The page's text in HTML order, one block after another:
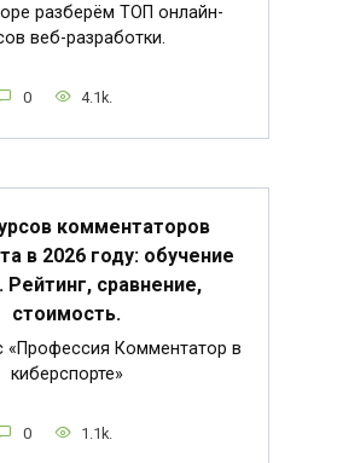
разберём ТОП онлайн-
веб-разработки.
0 4.1k.
комментаторов
в 2026 году: обучение
Рейтинг, сравнение,
стоимость.
«Профессия Комментатор в
киберспорте»
0 1.1k.